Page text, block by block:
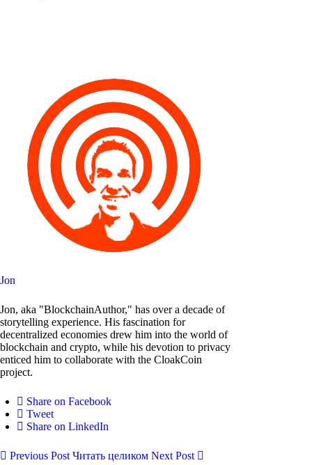
Jon
Jon, aka "BlockchainAuthor," has over a decade of
storytelling experience. His fascination for
decentralized economies drew him into the world of
blockchain and crypto, while his devotion to privacy
enticed him to collaborate with the CloakCoin
project.
Share on Facebook
Tweet
Share on LinkedIn
Previous PostЧитать целиком Next Post